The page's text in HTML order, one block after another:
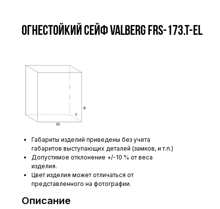
Огнестойкий сейф VALBERG FRS-173.T-EL
Описание
Габариты изделий приведены без учета
габаритов выступающих деталей (замков, и т.п.)
Допустимое отклонение +/-10 % от веса
изделия.
Цвет изделия может отличаться от
представленного на фотографии.